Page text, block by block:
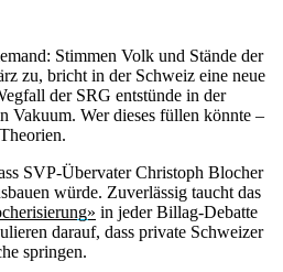
Stimmen Volk und Stände der
zu, bricht in der Schweiz eine neue
der SRG entstünde in der
Vakuum. Wer dieses füllen könnte –
SVP-Übervater Christoph Blocher
würde. Zuverlässig taucht das
in jeder Billag-Debatte
darauf, dass private Schweizer
springen.